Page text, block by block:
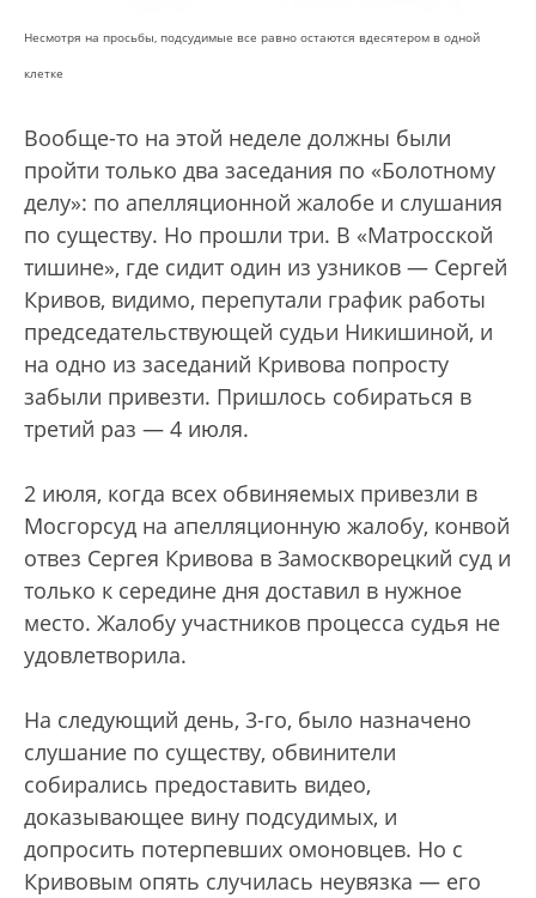
Несмотря на просьбы, подсудимые все равно остаются вдесятером в одной
клетке
Вообще-то на этой неделе должны были
пройти только два заседания по «Болотному
делу»: по апелляционной жалобе и слушания
по существу. Но прошли три. В «Матросской
тишине», где сидит один из узников — Сергей
Кривов, видимо, перепутали график работы
председательствующей судьи Никишиной, и
на одно из заседаний Кривова попросту
забыли привезти. Пришлось собираться в
третий раз — 4 июля.
2 июля, когда всех обвиняемых привезли в
Мосгорсуд на апелляционную жалобу, конвой
отвез Сергея Кривова в Замоскворецкий суд и
только к середине дня доставил в нужное
место. Жалобу участников процесса судья не
удовлетворила.
На следующий день, 3-го, было назначено
слушание по существу, обвинители
собирались предоставить видео,
доказывающее вину подсудимых, и
допросить потерпевших омоновцев. Но с
Кривовым опять случилась неувязка — его